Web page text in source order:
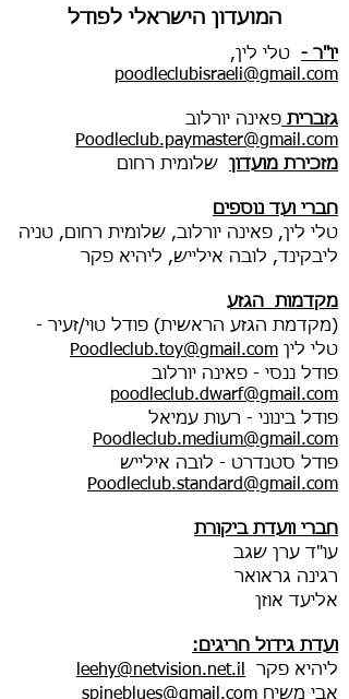
המועדון הישראלי לפודל
יו"ר -
טלי לין,
poodleclubisraeli@gmail.com
גזברית פאינה יורלוב
Poodleclub.paymaster@gmail.com
מזכירת מועדון
שלומית רחום
חברי ועד נוספים
טלי לין, פאינה יורלוב, שלומית רחום, טניה
ליבקינד, לובה אילייש, ליהיא פקר
מקדמות הגזע
(מקדמת הגזע הראשית) פודל טוי/זעיר -
טלי לין Poodleclub.toy@gmail.com
פודל ננסי - פאינה יורלוב
poodleclub.dwarf@gmail.com
פודל בינוני - רעות עמיאל
Poodleclub.medium@gmail.com
פודל סטנדרט - לובה אילייש
Poodleclub.standard@gmail.com
חברי וועדת ביקורת
עו"ד ערן שגב
רגינה גראואר
אליעד אוזן
ועדת גידול חריגים:
ליהיא פקר
leehy@netvision.net.il
אבי משיח spineblues@gmail.com